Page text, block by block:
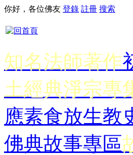
你好，各位佛友 登錄 註冊 搜索
知名法師著作
土經典淨宗專
應素食放生教
佛典故事專區